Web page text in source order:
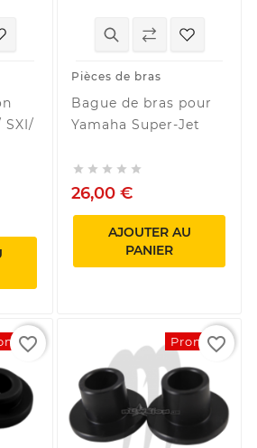
SXI/
Pièces de bras
Bague de bras pour
Yamaha Super-Jet
    
26,00 €
AJOUTER AU
PANIER
!
favorite_border Promo !
favorite_border